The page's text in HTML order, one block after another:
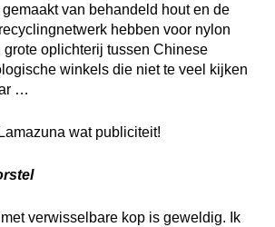
van behandeld hout en de
hebben voor nylon
grote oplichterij tussen Chinese
winkels die niet te veel kijken
…
wat publiciteit!
verwisselbare kop is geweldig. Ik